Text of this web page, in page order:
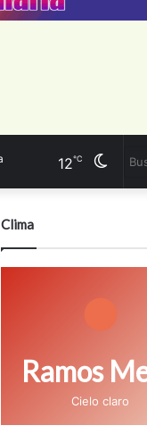
12℃
Clima
Ramos
Cielo claro